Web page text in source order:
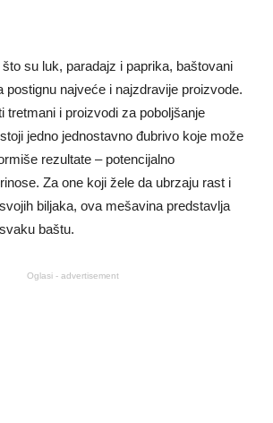
su luk, paradajz i paprika, baštovani
postignu najveće i najzdravije proizvode.
tretmani i proizvodi za poboljšanje
jedno jednostavno đubrivo koje može
rezultate – potencijalno
Za one koji žele da ubrzaju rast i
biljaka, ova mešavina predstavlja
baštu.
Oglasi - advertisement